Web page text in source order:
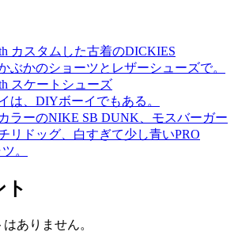
カスタムした古着のDICKIES
ぶかのショーツとレザーシューズで。
スケートシューズ
は、DIYボーイでもある。
ラーのNIKE SB DUNK、モスバーガー
リドッグ、白すぎて少し青いPRO
。
ト
ありません。